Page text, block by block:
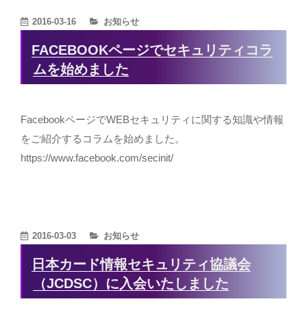
2016-03-16
カ
ゴ
リ
ー
お知らせ
FACEBOOKページでセキュリティコラ
ムを始めました
FacebookページでWEBセキュリティに関する知識や情報
をご紹介するコラムを始めました。
https://www.facebook.com/secinit/
2016-03-03
カ
ゴ
リ
ー
お知らせ
日本カード情報セキュリティ協議会
（JCDSC）に入会いたしました